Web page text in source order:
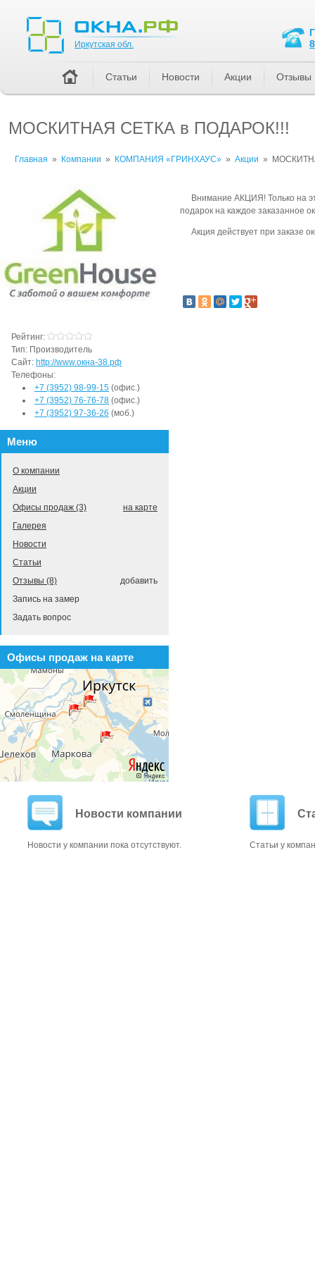
МОСКИТНАЯ СЕТКА в ПОДАРОК!!!
Главная » Компании » КОМПАНИЯ «ГРИНХАУС» » Акции »
Внимание АКЦИЯ! Только на
подарок на каждое заказанное
Акция действует при заказе
Рейтинг:
Тип: Производитель
Сайт: http://www.окна-38.рф
Телефоны:
+7 (3952) 98-99-15 (офис.)
+7 (3952) 76-76-78 (офис.)
+7 (3952) 97-36-26 (моб.)
Меню
О компании
Акции
на карте
Офисы продаж (3)
Галерея
Новости
Статьи
добавить
Отзывы (8)
Запись на замер
Задать вопрос
Офисы продаж на карте
Новости компании
Новости у компании пока отсутствуют. Статьи у
Иркутская обл.
Статьи Новости Акции Отзывы